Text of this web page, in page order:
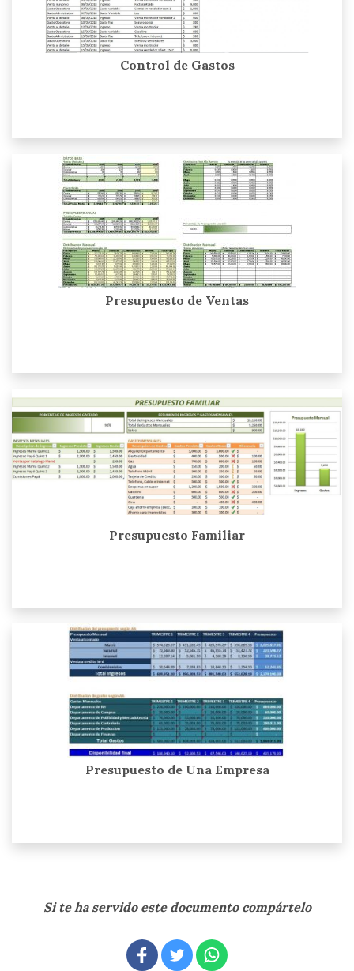
Control de Gastos
Presupuesto de Ventas
Presupuesto Familiar
Presupuesto de Una Empresa
Si te ha servido este documento compártelo